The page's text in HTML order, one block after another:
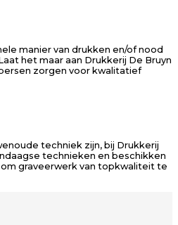
manier van drukken en/of nood
het maar aan Drukkerij De Bruyn
zorgen voor kwalitatief
techniek zijn, bij Drukkerij
technieken en beschikken
graveerwerk van topkwaliteit te